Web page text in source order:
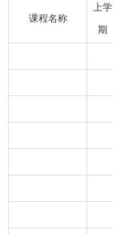
课程名称
上学
期